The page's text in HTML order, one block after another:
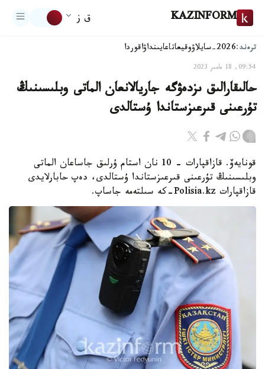
KAZINFORM ق ز
ترەند:2026-سايلاۋ وقيعاتاعايىنداۋاقوردا
09:54, 18 مامىر 2023
حالىقارالىق ىزدەۋگە جاريالانعان الماتى وبلىسىنىڭ
تۇرعىنى قىرعىزستاندا ۇستالدى
قونايەۆ. قازاقپارات – 10 نان استام ۇرلىق جاساعان الماتى
وبلىسىنىڭ تۇرعىنى قىرعىزستاندا ۇستالدى، دەپ حابارلايدى
قازاقپارات Polisia.kz-كە سىلتەمە جاساپ.